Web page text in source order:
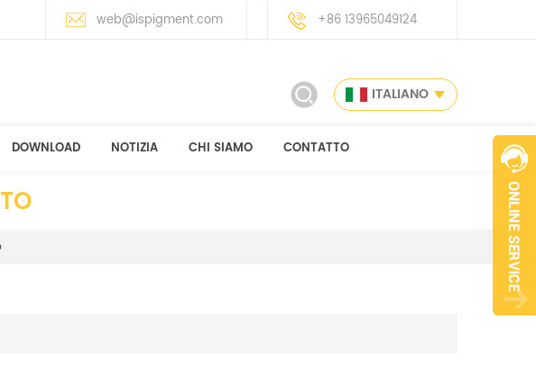
web@ispigment.com +86 13965049124
ITALIANO
DOWNLOAD NOTIZIA CHI SIAMO CONTATTO